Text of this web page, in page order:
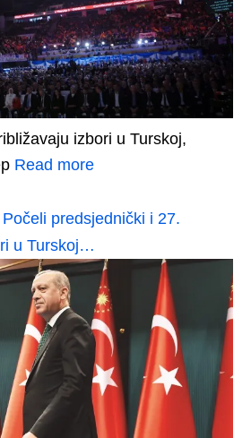
izbori u Turskoj,
Read more
predsjednički i 27.
u Turskoj…